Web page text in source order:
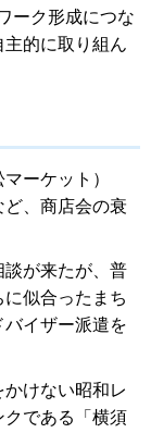
ーク形成につな
的に取り組ん
ーケット）
、商店会の衰
談が来たが、普
似合ったまち
イザー派遣を
けない昭和レ
クである「横須